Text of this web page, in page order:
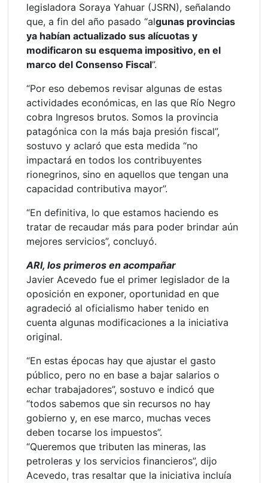
legisladora Soraya Yahuar (JSRN), señalando
que, a fin del año pasado “algunas provincias
ya habían actualizado sus alícuotas y
modificaron su esquema impositivo, en el
marco del Consenso Fiscal”.
“Por eso debemos revisar algunas de estas
actividades económicas, en las que Río Negro
cobra Ingresos brutos. Somos la provincia
patagónica con la más baja presión fiscal”,
sostuvo y aclaró que esta medida “no
impactará en todos los contribuyentes
rionegrinos, sino en aquellos que tengan una
capacidad contributiva mayor”.
“En definitiva, lo que estamos haciendo es
tratar de recaudar más para poder brindar aún
mejores servicios”, concluyó.
ARI, los primeros en acompañar
Javier Acevedo fue el primer legislador de la
oposición en exponer, oportunidad en que
agradeció al oficialismo haber tenido en
cuenta algunas modificaciones a la iniciativa
original.
“En estas épocas hay que ajustar el gasto
público, pero no en base a bajar salarios o
echar trabajadores”, sostuvo e indicó que
“todos sabemos que sin recursos no hay
gobierno y, en ese marco, muchas veces
deben tocarse los impuestos”.
“Queremos que tributen las mineras, las
petroleras y los servicios financieros”, dijo
Acevedo, tras resaltar que la iniciativa incluía